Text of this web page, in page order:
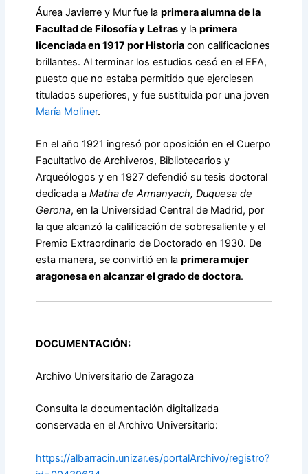
Áurea Javierre y Mur fue la primera alumna de la
Facultad de Filosofía y Letrasy la primera
licenciada en 1917 por Historiacon calificaciones
brillantes. Al terminar los estudios cesó en el EFA,
puesto que no estaba permitido que ejerciesen
titulados superiores, y fue sustituida por una joven
María Moliner.
En el año 1921 ingresó por oposición en el Cuerpo
Facultativo de Archiveros, Bibliotecarios y
Arqueólogos y en 1927 defendió su tesis doctoral
dedicada a Matha de Armanyach, Duquesa de
Gerona, en la Universidad Central de Madrid, por
la que alcanzó la calificación de sobresaliente y el
Premio Extraordinario de Doctorado en 1930. De
esta manera, se convirtió en la primera mujer
aragonesa en alcanzar el grado de doctora.
DOCUMENTACIÓN:
Archivo Universitario de Zaragoza
Consulta la documentación digitalizada
conservada en el Archivo Universitario:
https://albarracin.unizar.es/portalArchivo/registro?